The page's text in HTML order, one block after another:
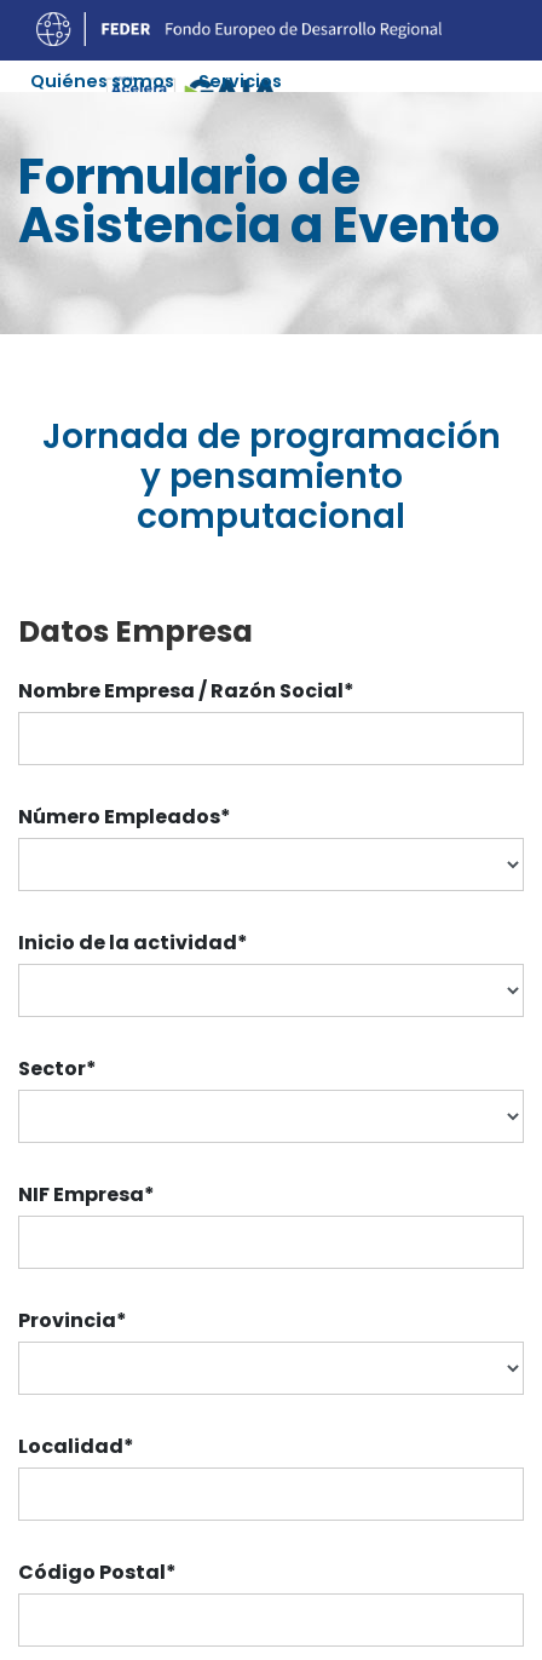
Quiénes somos
Servicios
Agenda
Recursos Colaboradores
Formulario de
Asistencia a Evento
Jornada de programación
y pensamiento
computacional
Datos Empresa
Nombre Empresa / Razón Social*
Número Empleados*
Inicio de la actividad*
Sector*
NIF Empresa*
Provincia*
Localidad*
Código Postal*